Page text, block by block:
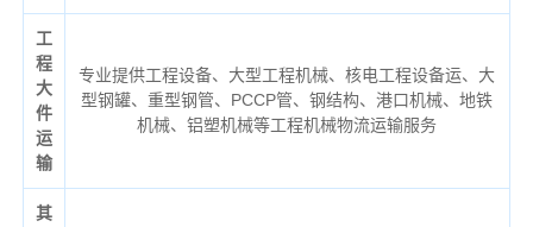
工
程
大
件
运
输
专业提供工程设备、大型工程机械、核电工程设备运、大
型钢罐、重型钢管、PCCP管、钢结构、港口机械、地铁
机械、铝塑机械等工程机械物流运输服务
其